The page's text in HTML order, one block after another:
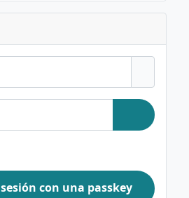
Mostrar
con una passkey